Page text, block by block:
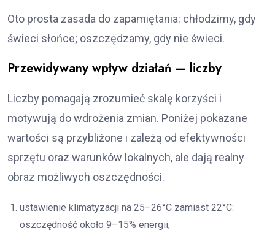
Oto prosta zasada do zapamiętania: chłodzimy, gdy
świeci słońce; oszczędzamy, gdy nie świeci.
Przewidywany wpływ działań — liczby
Liczby pomagają zrozumieć skalę korzyści i
motywują do wdrożenia zmian. Poniżej pokazane
wartości są przybliżone i zależą od efektywności
sprzętu oraz warunków lokalnych, ale dają realny
obraz możliwych oszczędności.
ustawienie klimatyzacji na 25–26°C zamiast 22°C:
oszczędność około 9–15% energii,